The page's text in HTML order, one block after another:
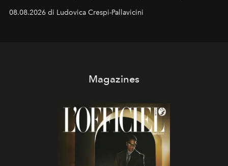
Sarà il momento in cui gli occhi si alzano verso la volta
celeste per seguire il passaggio delle
08.08.2026 di Ludovica Crespi-Pallavicini
Magazines